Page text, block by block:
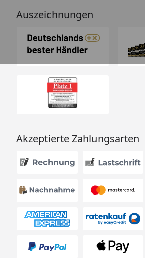
Auszeichnungen
Akzeptierte Zahlungsarten